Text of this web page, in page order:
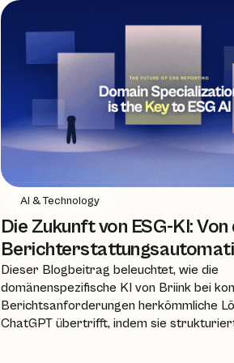
AI & Technology
Die Zukunft von ESG-KI:
autonomen Agenten
Dieser Blogbeitrag beleuchtet, wie die
domänenspezifische KI von Briink bei
Berichtsanforderungen herkömmliche
ChatGPT übertrifft, indem sie